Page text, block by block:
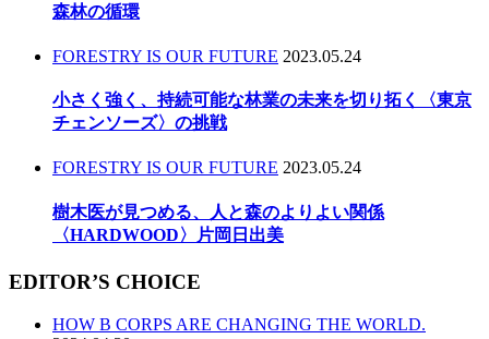
森林の循環
FORESTRY IS OUR FUTURE 2023.05.24
小さく強く、持続可能な林業の未来を切り拓く〈東京
チェンソーズ〉の挑戦
FORESTRY IS OUR FUTURE 2023.05.24
樹木医が見つめる、人と森のよりよい関係
〈HARDWOOD〉片岡日出美
EDITOR’S CHOICE
HOW B CORPS ARE CHANGING THE WORLD.